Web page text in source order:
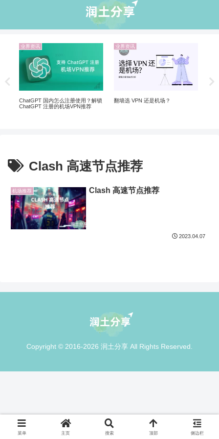
业界资讯
ChatGPT 国内怎么注册使用？解锁
ChatGPT 注册的机场VPN推荐
业界资讯
翻墙选 VPN 还是机场？
Clash 高速节点推荐
机场推荐 Clash 高速节点推荐
2023.04.07
Copyright © 2016-2026 润土分享 All Rights Reserved.
菜单 主页 搜索 顶部 侧边栏